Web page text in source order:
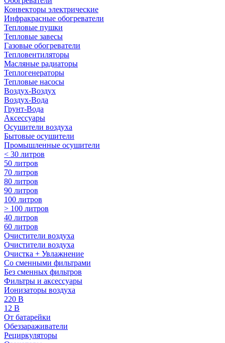
Конвекторы электрические
Инфракрасные обогреватели
Тепловые пушки
Тепловые завесы
Газовые обогреватели
Тепловентиляторы
Масляные радиаторы
Теплогенераторы
Тепловые насосы
Воздух-Воздух
Воздух-Вода
Грунт-Вода
Аксессуары
Осушители воздуха
Бытовые осушители
Промышленные осушители
< 30 литров
50 литров
70 литров
80 литров
90 литров
100 литров
> 100 литров
40 литров
60 литров
Очистители воздуха
Очистители воздуха
Очистка + Увлажнение
Cо сменными фильтрами
Без сменных фильтров
Фильтры и аксессуары
Ионизаторы воздуха
220 В
12 В
От батарейки
Обеззараживатели
Рециркуляторы